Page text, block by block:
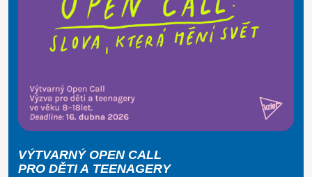
VÝTVARNÝ OPEN CALL
PRO DĚTI A TEENAGERY